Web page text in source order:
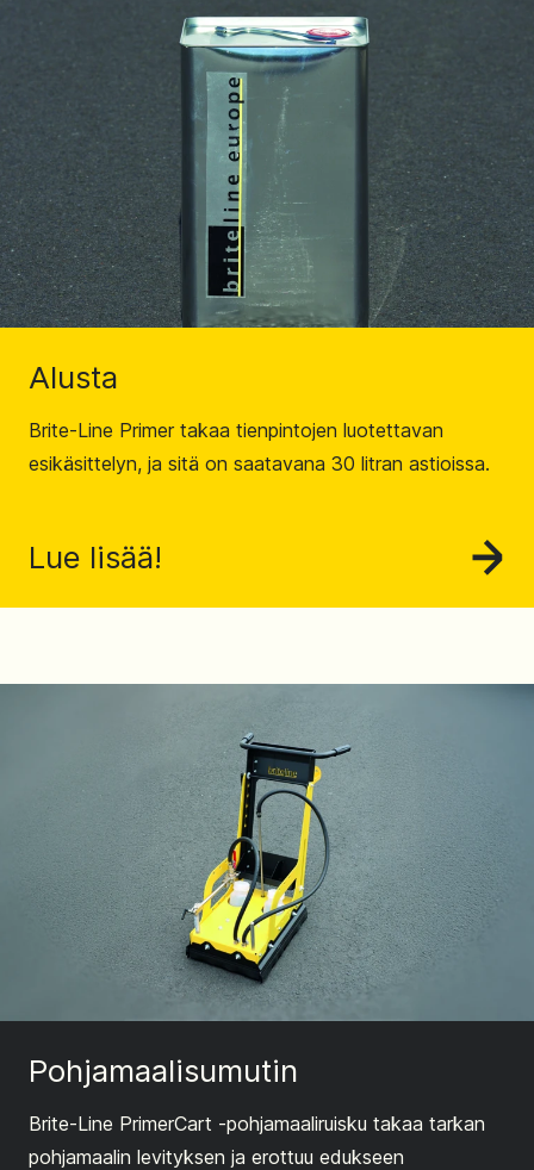
Alusta
Brite-Line Primer takaa tienpintojen luotettavan
esikäsittelyn, ja sitä on saatavana 30 litran astioissa.
Lue lisää!
Pohjamaalisumutin
Brite-Line PrimerCart -pohjamaaliruisku takaa tarkan
pohjamaalin levityksen ja erottuu edukseen